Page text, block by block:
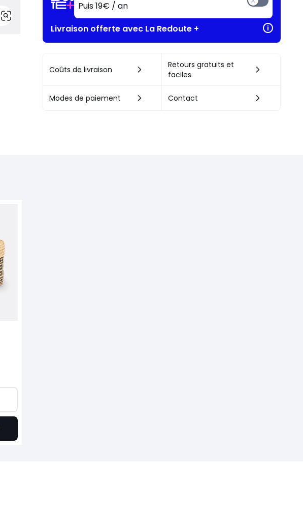
Puis 19€ / an
Livraison offerte avec La Redoute +
Coûts de livraison
Retours gratuits et
faciles
Modes de paiement Contact